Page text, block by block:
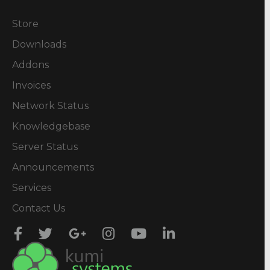
Store
Downloads
Addons
Invoices
Network Status
Knowledgebase
Server Status
Announcements
Services
Contact Us